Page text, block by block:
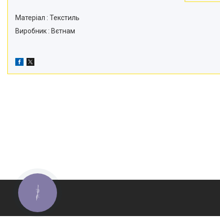
Матеріал : Текстиль
Виробник : Вєтнам
КНОПКА
ЗВ'ЯЗКУ